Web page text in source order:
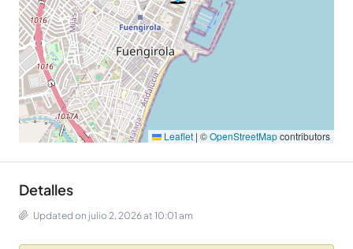
Leaflet | ©OpenStreetMapcontributors
Detalles
Updated on julio 2, 2026 at 10:01 am